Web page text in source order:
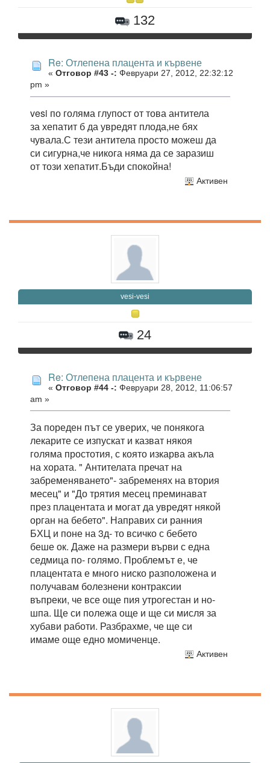
132
Re: Отлепена плацента и кървене
« Отговор #43 -: Февруари 27, 2012, 22:32:12
pm »
vesi по голяма глупост от това антитела
за хепатит б да увредят плода,не бях
чувала.С тези антитела просто можеш да
си сигурна,че никога няма да се заразиш
от този хепатит.Бъди спокойна!
Активен
vesi-vesi
24
Re: Отлепена плацента и кървене
« Отговор #44 -: Февруари 28, 2012, 11:06:57
am »
За пореден път се уверих, че понякога
лекарите се изпускат и казват някоя
голяма простотия, с която изкарва акъла
на хората. " Антителата пречат на
забременяването"- забременях на втория
месец" и "До трятия месец преминават
през плацентата и могат да увредят някой
орган на бебето". Направих си ранния
БХЦ и поне на 3д- то всичко с бебето
беше ок. Даже на размери върви с една
седмица по- голямо. Проблемът е, че
плацентата е много ниско разположена и
получавам болезнени контраксии
въпреки, че все още пия утрогестан и но-
шпа. Ще си полежа още и ще си мисля за
хубави работи. Разбрахме, че ще си
имаме още едно момиченце.
Активен